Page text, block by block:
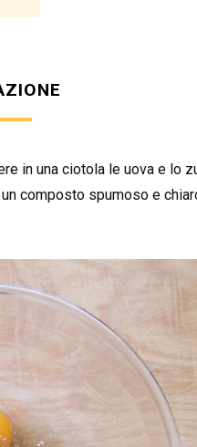
in una ciotola le uova e lo
composto spumoso e